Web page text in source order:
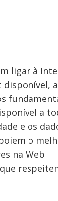
ligar à
a
e os
o
na Web